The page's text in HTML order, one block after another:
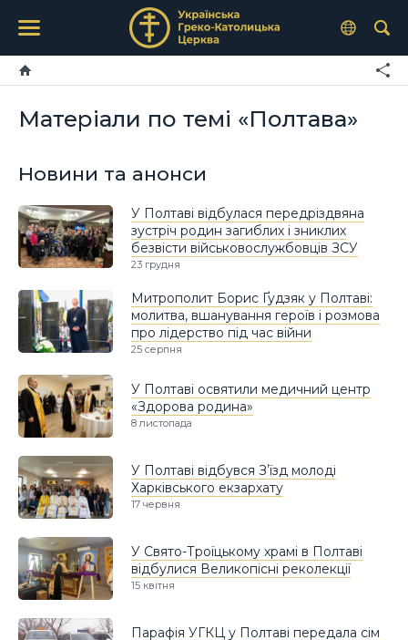
Матеріали по темі «Полтава»
Новини та анонси
У Полтаві відбулася передріздвяна
зустріч родин загиблих і зниклих
безвісти військовослужбовців ЗСУ
23 грудня
Митрополит Борис Ґудзяк у Полтаві:
молитва, вшанування героїв і розмова
про лідерство під час війни
25 серпня
У Полтаві освятили медичний центр
«Здорова родина»
8 листопада
У Полтаві відбувся Зʼїзд молоді
Харківського екзархату
17 червня
У Свято-Троїцькому храмі в Полтаві
відбулися Великопісні реколекції
15 квітня
Парафія УГКЦ у Полтаві передала сім